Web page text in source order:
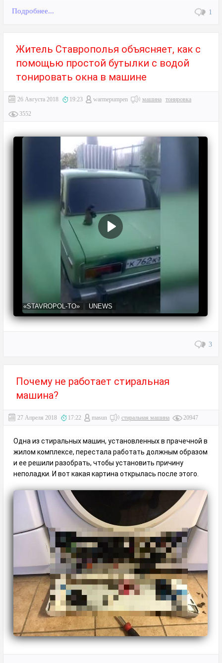
Подробнее... 1
Житель Ставрополья объясняет, как с
помощью простой бутылки с водой
тонировать окна в машине
26 Августа 2018 19:23 warmepumpen машина тонировка
3552
«STAVROPOL-TO» UNEWS
3
Почему не работает стиральная
машина?
27 Апреля 2018 17:22 masun стиральная машина 20947
Одна из стиральных машин, установленных в прачечной в
жилом комплексе, перестала работать должным образом
и ее решили разобрать, чтобы установить причину
неполадки. И вот какая картина открылась после этого.